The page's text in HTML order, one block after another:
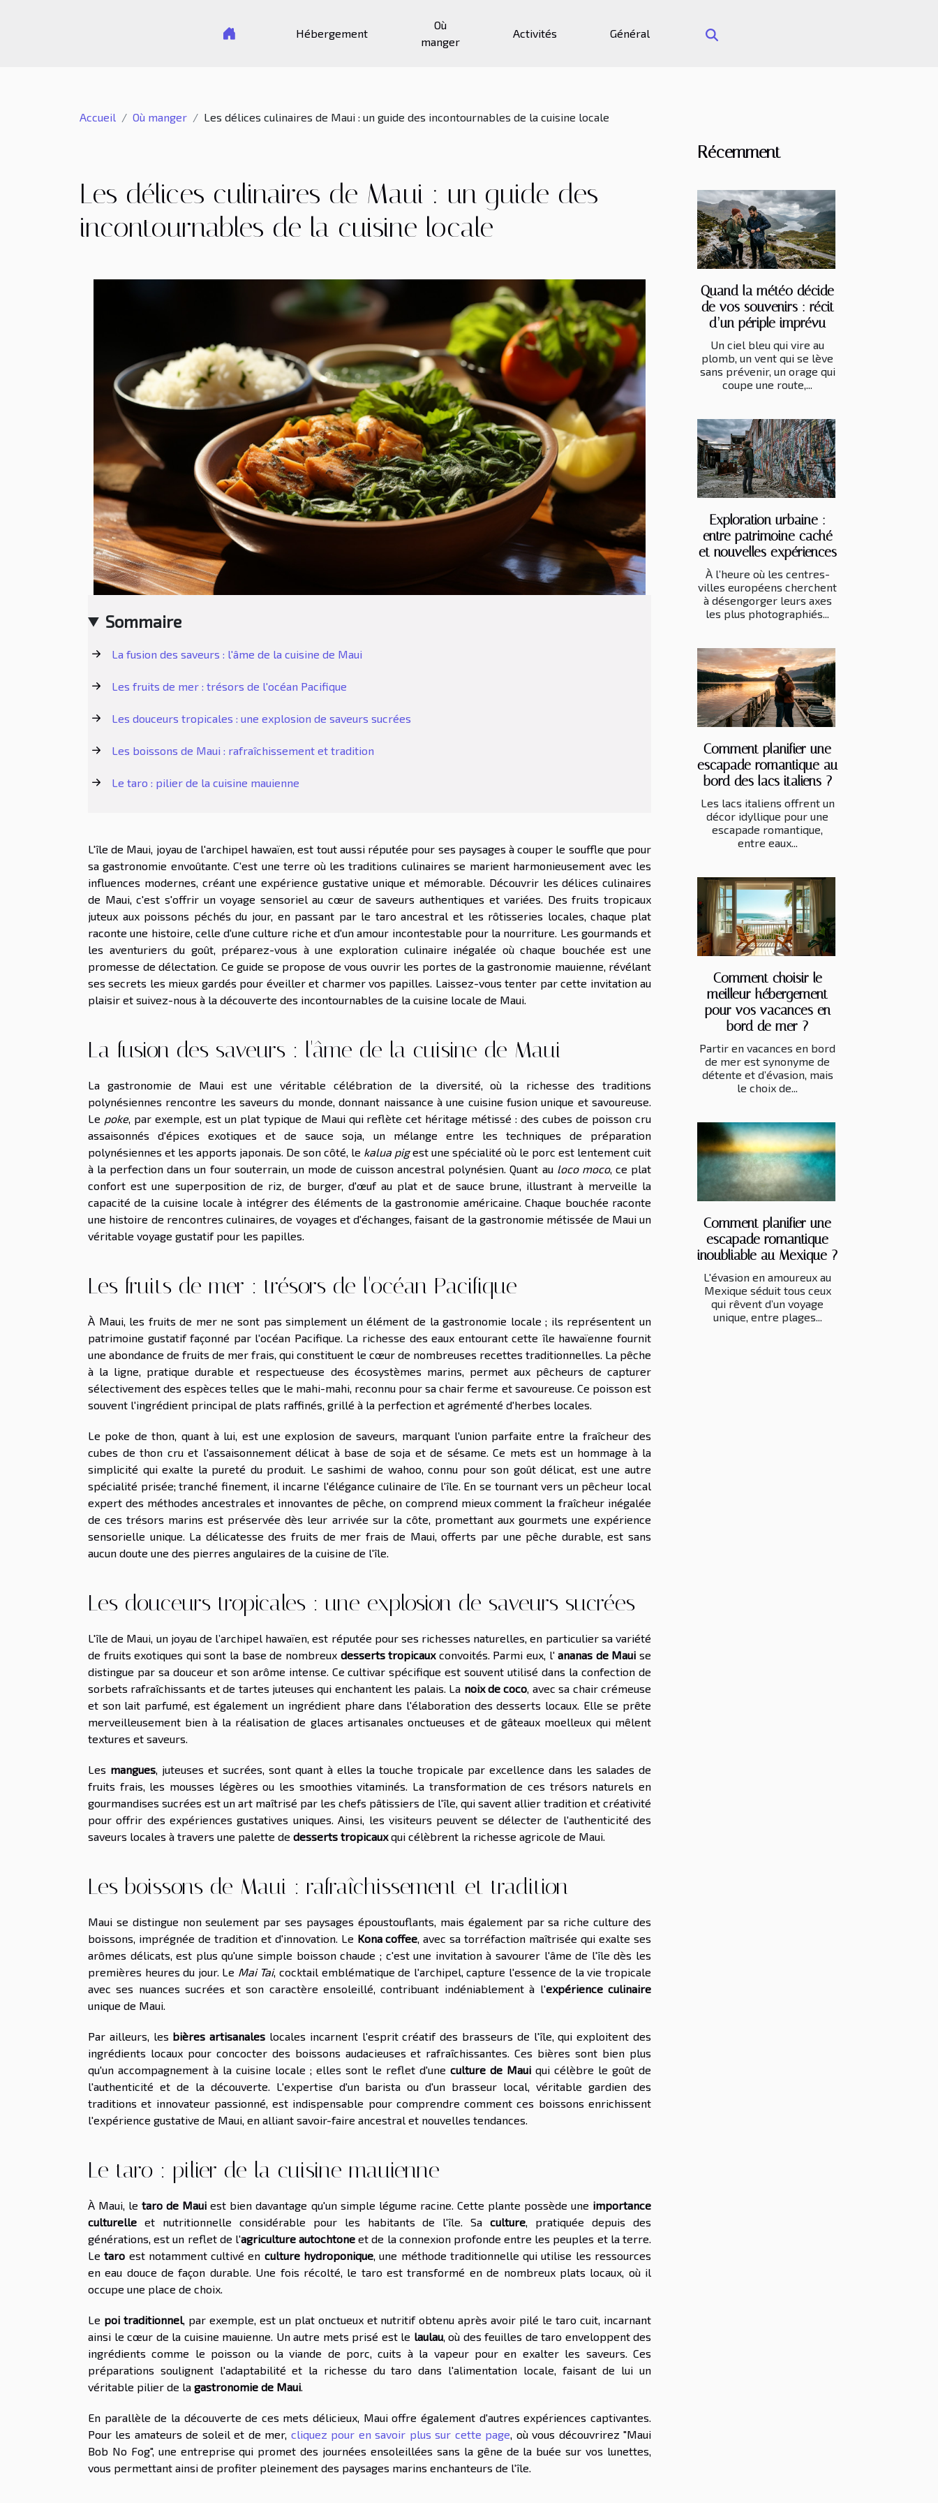
Hébergement
Où
manger
Activités Général
Accueil Où manger Les délices culinaires de Maui : un guide des incontournables de la cuisine locale
Les délices culinaires de Maui : un guide des
incontournables de la cuisine locale
Sommaire
La fusion des saveurs : l'âme de la cuisine de Maui
Les fruits de mer : trésors de l'océan Pacifique
Les douceurs tropicales : une explosion de saveurs sucrées
Les boissons de Maui : rafraîchissement et tradition
Le taro : pilier de la cuisine mauienne
L'île de Maui, joyau de l'archipel hawaïen, est tout aussi réputée pour ses paysages à couper le souffle que pour
sa gastronomie envoûtante. C'est une terre où les traditions culinaires se marient harmonieusement avec les
influences modernes, créant une expérience gustative unique et mémorable. Découvrir les délices culinaires
de Maui, c'est s'offrir un voyage sensoriel au cœur de saveurs authentiques et variées. Des fruits tropicaux
juteux aux poissons péchés du jour, en passant par le taro ancestral et les rôtisseries locales, chaque plat
raconte une histoire, celle d'une culture riche et d'un amour incontestable pour la nourriture. Les gourmands et
les aventuriers du goût, préparez-vous à une exploration culinaire inégalée où chaque bouchée est une
promesse de délectation. Ce guide se propose de vous ouvrir les portes de la gastronomie mauienne, révélant
ses secrets les mieux gardés pour éveiller et charmer vos papilles. Laissez-vous tenter par cette invitation au
plaisir et suivez-nous à la découverte des incontournables de la cuisine locale de Maui.
La fusion des saveurs : l'âme de la cuisine de Maui
La gastronomie de Maui est une véritable célébration de la diversité, où la richesse des traditions
polynésiennes rencontre les saveurs du monde, donnant naissance à une cuisine fusion unique et savoureuse.
Le poke, par exemple, est un plat typique de Maui qui reflète cet héritage métissé : des cubes de poisson cru
assaisonnés d'épices exotiques et de sauce soja, un mélange entre les techniques de préparation
polynésiennes et les apports japonais. De son côté, le kalua pigest une spécialité où le porc est lentement cuit
à la perfection dans un four souterrain, un mode de cuisson ancestral polynésien. Quant au loco moco, ce plat
confort est une superposition de riz, de burger, d'œuf au plat et de sauce brune, illustrant à merveille la
capacité de la cuisine locale à intégrer des éléments de la gastronomie américaine. Chaque bouchée raconte
une histoire de rencontres culinaires, de voyages et d'échanges, faisant de la gastronomie métissée de Maui un
véritable voyage gustatif pour les papilles.
Les fruits de mer : trésors de l'océan Pacifique
À Maui, les fruits de mer ne sont pas simplement un élément de la gastronomie locale ; ils représentent un
patrimoine gustatif façonné par l'océan Pacifique. La richesse des eaux entourant cette île hawaïenne fournit
une abondance de fruits de mer frais, qui constituent le cœur de nombreuses recettes traditionnelles. La pêche
à la ligne, pratique durable et respectueuse des écosystèmes marins, permet aux pêcheurs de capturer
sélectivement des espèces telles que le mahi-mahi, reconnu pour sa chair ferme et savoureuse. Ce poisson est
souvent l'ingrédient principal de plats raffinés, grillé à la perfection et agrémenté d'herbes locales.
Le poke de thon, quant à lui, est une explosion de saveurs, marquant l'union parfaite entre la fraîcheur des
cubes de thon cru et l'assaisonnement délicat à base de soja et de sésame. Ce mets est un hommage à la
simplicité qui exalte la pureté du produit. Le sashimi de wahoo, connu pour son goût délicat, est une autre
spécialité prisée; tranché finement, il incarne l'élégance culinaire de l'île. En se tournant vers un pêcheur local
expert des méthodes ancestrales et innovantes de pêche, on comprend mieux comment la fraîcheur inégalée
de ces trésors marins est préservée dès leur arrivée sur la côte, promettant aux gourmets une expérience
sensorielle unique. La délicatesse des fruits de mer frais de Maui, offerts par une pêche durable, est sans
aucun doute une des pierres angulaires de la cuisine de l'île.
Les douceurs tropicales : une explosion de saveurs sucrées
L'île de Maui, un joyau de l’archipel hawaïen, est réputée pour ses richesses naturelles, en particulier sa variété
de fruits exotiques qui sont la base de nombreux desserts tropicauxconvoités. Parmi eux, l'ananas de Maui se
distingue par sa douceur et son arôme intense. Ce cultivar spécifique est souvent utilisé dans la confection de
sorbets rafraîchissants et de tartes juteuses qui enchantent les palais. La noix de coco , avec sa chair crémeuse
et son lait parfumé, est également un ingrédient phare dans l'élaboration des desserts locaux. Elle se prête
merveilleusement bien à la réalisation de glaces artisanales onctueuses et de gâteaux moelleux qui mêlent
textures et saveurs.
Les mangues, juteuses et sucrées, sont quant à elles la touche tropicale par excellence dans les salades de
fruits frais, les mousses légères ou les smoothies vitaminés. La transformation de ces trésors naturels en
gourmandises sucrées est un art maîtrisé par les chefs pâtissiers de l'île, qui savent allier tradition et créativité
pour offrir des expériences gustatives uniques. Ainsi, les visiteurs peuvent se délecter de l'authenticité des
saveurs locales à travers une palette de desserts tropicauxqui célèbrent la richesse agricole de Maui.
Les boissons de Maui : rafraîchissement et tradition
Maui se distingue non seulement par ses paysages époustouflants, mais également par sa riche culture des
boissons, imprégnée de tradition et d'innovation. Le Kona coffee , avec sa torréfaction maîtrisée qui exalte ses
arômes délicats, est plus qu'une simple boisson chaude ; c'est une invitation à savourer l'âme de l'île dès les
premières heures du jour. Le Mai Tai, cocktail emblématique de l'archipel, capture l'essence de la vie tropicale
avec ses nuances sucrées et son caractère ensoleillé, contribuant indéniablement à l'expérience culinaire
unique de Maui.
Par ailleurs, les bières artisanales locales incarnent l'esprit créatif des brasseurs de l'île, qui exploitent des
ingrédients locaux pour concocter des boissons audacieuses et rafraîchissantes. Ces bières sont bien plus
qu'un accompagnement à la cuisine locale ; elles sont le reflet d'une culture de Maui qui célèbre le goût de
l'authenticité et de la découverte. L'expertise d'un barista ou d'un brasseur local, véritable gardien des
traditions et innovateur passionné, est indispensable pour comprendre comment ces boissons enrichissent
l'expérience gustative de Maui, en alliant savoir-faire ancestral et nouvelles tendances.
Le taro : pilier de la cuisine mauienne
À Maui, letaro de Maui est bien davantage qu'un simple légume racine. Cette plante possède une importance
culturelle et nutritionnelle considérable pour les habitants de l'île. Saculture , pratiquée depuis des
générations, est un reflet de l'agriculture autochtone et de la connexion profonde entre les peuples et la terre.
Letaro est notamment cultivé en culture hydroponique , une méthode traditionnelle qui utilise les ressources
en eau douce de façon durable. Une fois récolté, le taro est transformé en de nombreux plats locaux, où il
occupe une place de choix.
Le poi traditionnel , par exemple, est un plat onctueux et nutritif obtenu après avoir pilé le taro cuit, incarnant
ainsi le cœur de la cuisine mauienne. Un autre mets prisé est le laulau, où des feuilles de taro enveloppent des
ingrédients comme le poisson ou la viande de porc, cuits à la vapeur pour en exalter les saveurs. Ces
préparations soulignent l'adaptabilité et la richesse du taro dans l'alimentation locale, faisant de lui un
véritable pilier de la gastronomie de Maui
En parallèle de la découverte de ces mets délicieux, Maui offre également d'autres expériences captivantes.
Pour les amateurs de soleil et de mer, cliquez pour en savoir plus sur cette page , où vous découvrirez "Maui
Bob No Fog", une entreprise qui promet des journées ensoleillées sans la gêne de la buée sur vos lunettes,
vous permettant ainsi de profiter pleinement des paysages marins enchanteurs de l'île.
Récemment
Quand la météo décide
de vos souvenirs : récit
d’un périple imprévu
Un ciel bleu qui vire au
plomb, un vent qui se lève
sans prévenir, un orage qui
coupe une route,...
Exploration urbaine :
entre patrimoine caché
et nouvelles expériences
À l’heure où les centres-
villes européens cherchent
à désengorger leurs axes
les plus photographiés...
Comment planifier une
escapade romantique au
bord des lacs italiens ?
Les lacs italiens offrent un
décor idyllique pour une
escapade romantique,
entre eaux...
Comment choisir le
meilleur hébergement
pour vos vacances en
bord de mer ?
Partir en vacances en bord
de mer est synonyme de
détente et d’évasion, mais
le choix de...
Comment planifier une
escapade romantique
inoubliable au Mexique ?
L'évasion en amoureux au
Mexique séduit tous ceux
qui rêvent d’un voyage
unique, entre plages...